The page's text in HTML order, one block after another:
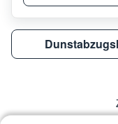
Gorenje